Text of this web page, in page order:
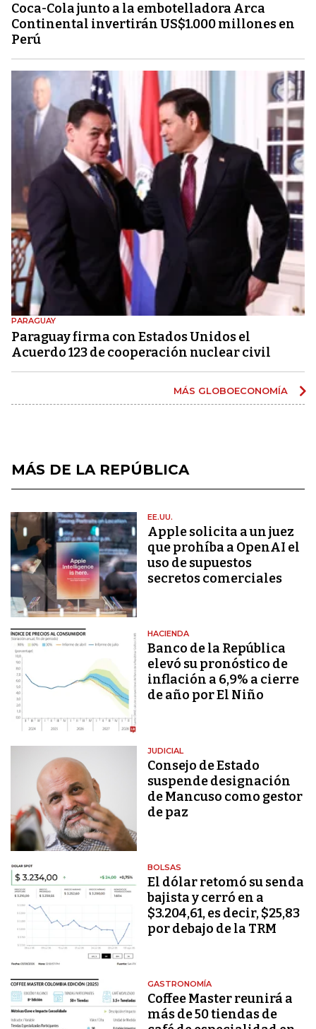
Coca-Cola junto a la embotelladora Arca
Continental invertirán US$1.000 millones en
Perú
PARAGUAY
Paraguay firma con Estados Unidos el
Acuerdo 123 de cooperación nuclear civil
MÁS GLOBOECONOMÍA
MÁS DE LA REPÚBLICA
EE.UU.
Apple solicita a un juez
que prohíba a OpenAI el
uso de supuestos
secretos comerciales
HACIENDA
Banco de la República
elevó su pronóstico de
inflación a 6,9% a cierre
de año por El Niño
JUDICIAL
Consejo de Estado
suspende designación
de Mancuso como gestor
de paz
BOLSAS
El dólar retomó su senda
bajista y cerró en a
$3.204,61, es decir, $25,83
por debajo de la TRM
GASTRONOMÍA
Coffee Master reunirá a
más de 50 tiendas de